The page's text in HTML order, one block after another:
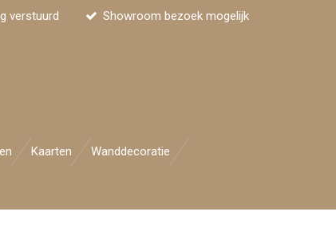
verstuurd Showroom bezoek mogelijk
Kaarten Wanddecoratie